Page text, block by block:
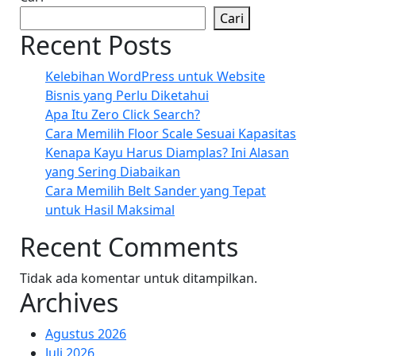
Cari
Recent Posts
Kelebihan WordPress untuk Website
Bisnis yang Perlu Diketahui
Apa Itu Zero Click Search?
Cara Memilih Floor Scale Sesuai Kapasitas
Kenapa Kayu Harus Diamplas? Ini Alasan
yang Sering Diabaikan
Cara Memilih Belt Sander yang Tepat
untuk Hasil Maksimal
Recent Comments
Tidak ada komentar untuk ditampilkan.
Archives
Agustus 2026